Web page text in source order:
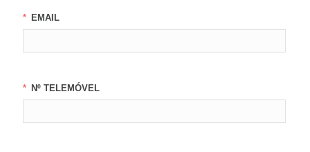
EMAIL
Nº TELEMÓVEL